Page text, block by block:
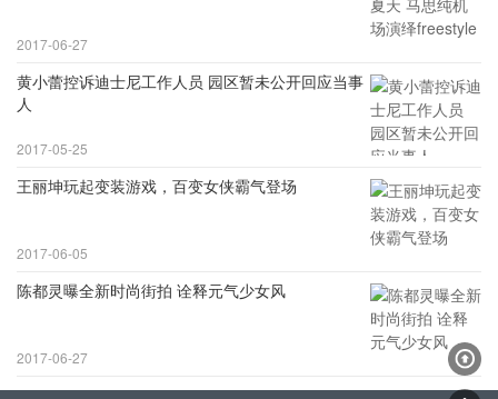
2017-06-27
黄小蕾控诉迪士尼工作人员 园区暂未公开回应当事
人
2017-05-25
王丽坤玩起变装游戏，百变女侠霸气登场
2017-06-05
陈都灵曝全新时尚街拍 诠释元气少女风
2017-06-27